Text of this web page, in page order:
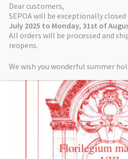
Mémoires de NABU
Autres séries
Boutique / Online Store
Comment payer ? How to pay?
Dear customers,
SEPOA will be exceptionally
July 2025 to Monday, 31st of
All orders will be processed and
reopens.
We wish you wonderful summer